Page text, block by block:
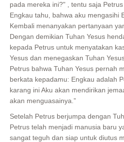
pada mereka ini?" , tentu saja
Engkau tahu, bahwa aku mengasihi
Kembali menanyakan pertanyaan
Dengan demikian Tuhan Yesus
kepada Petrus untuk menyatakan
Yesus dan menegaskan Tuhan
Petrus bahwa Tuhan Yesus pernah
berkata kepadamu: Engkau adalah
karang ini Aku akan mendirikan
akan menguasainya.”
Setelah Petrus berjumpa dengan
Petrus telah menjadi manusia baru
sangat teguh dan siap untuk diutus